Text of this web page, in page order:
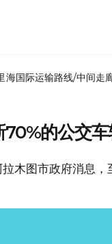
海国际运输路线/中间走
的公交
木图市政府消息